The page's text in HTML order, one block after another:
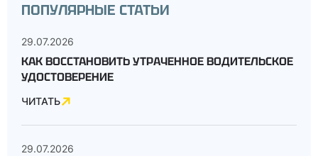
ПОПУЛЯРНЫЕ СТАТЬИ
29.07.2026
КАК ВОССТАНОВИТЬ УТРАЧЕННОЕ ВОДИТЕЛЬСКОЕ
УДОСТОВЕРЕНИЕ
ЧИТАТЬ
29.07.2026